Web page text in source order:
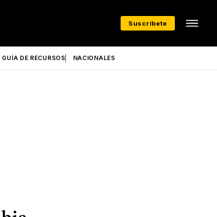
Suscríbete
GUÍA DE RECURSOS NACIONALES